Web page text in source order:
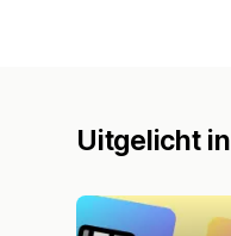
Uitgelicht in